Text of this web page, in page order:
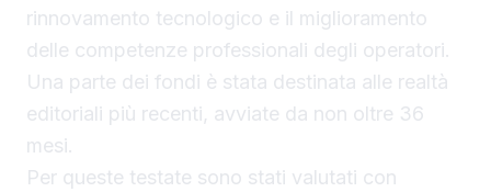
rinnovamento tecnologico e il miglioramento
delle competenze professionali degli operatori.
Una parte dei fondi è stata destinata alle realtà
editoriali più recenti, avviate da non oltre 36
mesi.
Per queste testate sono stati valutati con